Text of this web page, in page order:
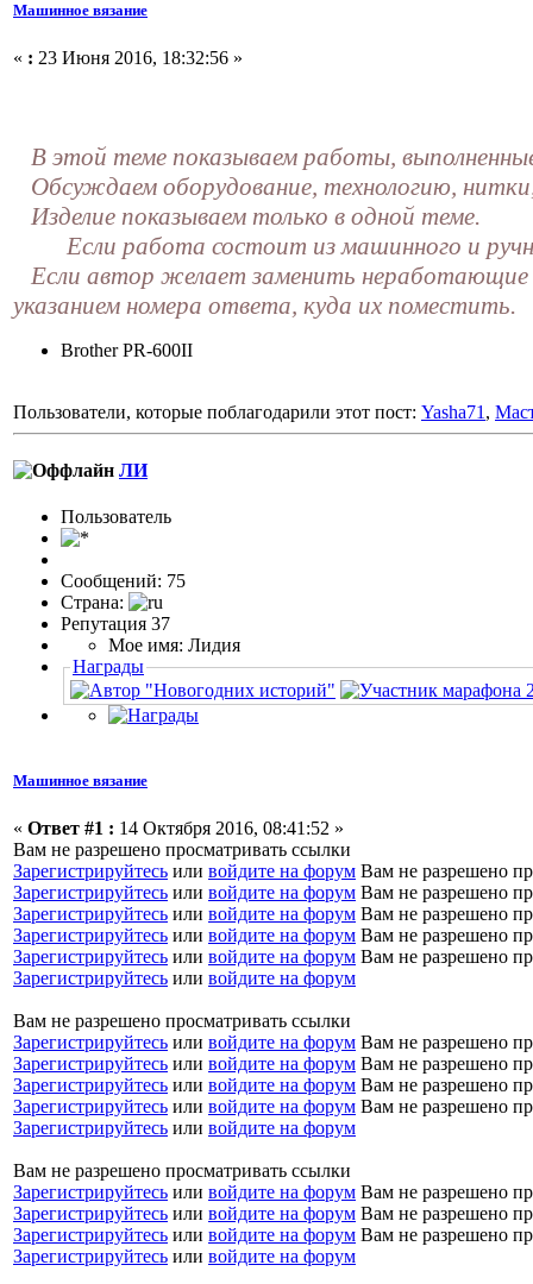
Машинное вязание
« : 23 Июня 2016, 18:32:56 »
В этой теме показываем работы,
Обсуждаем оборудование, технологию,
Изделие показываем только в одной теме.
Если работа состоит из машинного и
Если автор желает заменить неработающие
указанием номера ответа, куда их поместить.
Brother PR-600II
Пользователи, которые поблагодарили этот пост: Yasha71 ,
ЛИ
Пользовaтeль
Сообщений: 75
Страна:
Репутация 37
Мое имя: Лидия
Награды
Машинное вязание
« Ответ #1 : 14 Октября 2016, 08:41:52 »
Вам не разрешено просматривать ссылки
Зарегистрируйтесь или войдите на форум Вам не разрешено
Зарегистрируйтесь или войдите на форум Вам не разрешено
Зарегистрируйтесь или войдите на форум Вам не разрешено
Зарегистрируйтесь или войдите на форум Вам не разрешено
Зарегистрируйтесь или войдите на форум Вам не разрешено
Зарегистрируйтесь или войдите на форум
Вам не разрешено просматривать ссылки
Зарегистрируйтесь или войдите на форум Вам не разрешено
Зарегистрируйтесь или войдите на форум Вам не разрешено
Зарегистрируйтесь или войдите на форум Вам не разрешено
Зарегистрируйтесь или войдите на форум Вам не разрешено
Зарегистрируйтесь или войдите на форум
Вам не разрешено просматривать ссылки
Зарегистрируйтесь или войдите на форум Вам не разрешено
Зарегистрируйтесь или войдите на форум Вам не разрешено
Зарегистрируйтесь или войдите на форум Вам не разрешено
Зарегистрируйтесь или войдите на форум